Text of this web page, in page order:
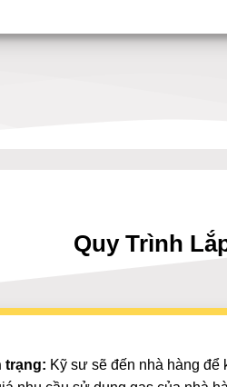
Quy Trình
trạng: Kỹ sư sẽ đến nhà hàng để